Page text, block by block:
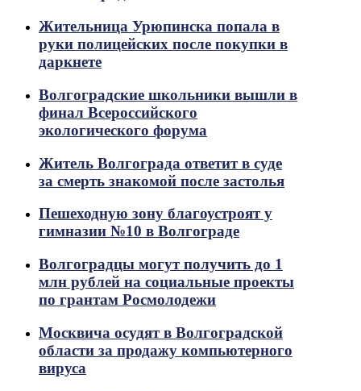
Жительница Урюпинска попала в
руки полицейских после покупки в
даркнете
Волгоградские школьники вышли в
финал Всероссийского
экологического форума
Житель Волгограда ответит в суде
за смерть знакомой после застолья
Пешеходную зону благоустроят у
гимназии №10 в Волгограде
Волгоградцы могут получить до 1
млн рублей на социальные проекты
по грантам Росмолодежи
Москвича осудят в Волгоградской
области за продажу компьютерного
вируса